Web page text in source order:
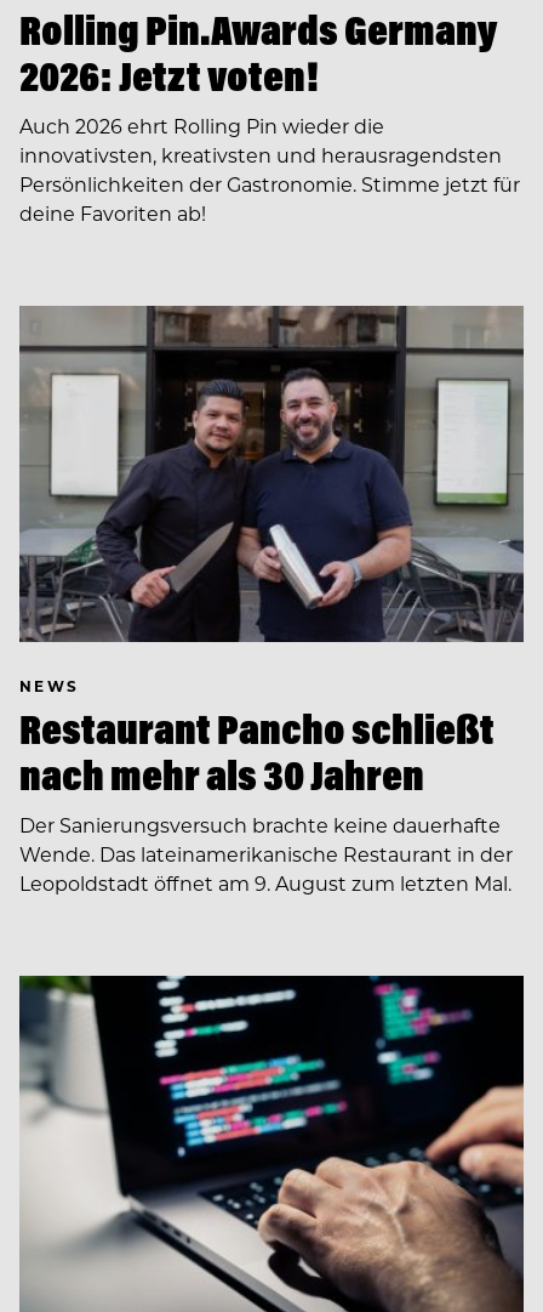
Rolling Pin.Awards Germany
2026: Jetzt voten!
Auch 2026 ehrt Rolling Pin wieder die
innovativsten, kreativsten und herausragendsten
Persönlichkeiten der Gastronomie. Stimme jetzt für
deine Favoriten ab!
NEWS
Restaurant Pancho schließt
nach mehr als 30 Jahren
Der Sanierungsversuch brachte keine dauerhafte
Wende. Das lateinamerikanische Restaurant in der
Leopoldstadt öffnet am 9. August zum letzten Mal.